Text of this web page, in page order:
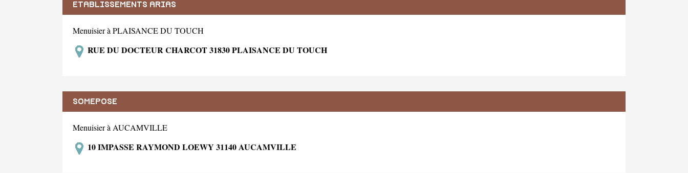
ETABLISSEMENTS ARIAS
Menuisier à PLAISANCE DU TOUCH
RUE DU DOCTEUR CHARCOT 31830 PLAISANCE DU TOUCH
SOMEPOSE
Menuisier à AUCAMVILLE
10 IMPASSE RAYMOND LOEWY 31140 AUCAMVILLE